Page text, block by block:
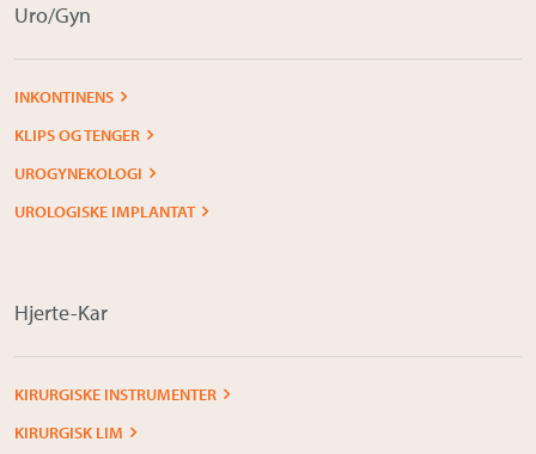
Uro/Gyn
INKONTINENS
KLIPS OG TENGER
UROGYNEKOLOGI
UROLOGISKE IMPLANTAT
Hjerte-Kar
KIRURGISKE INSTRUMENTER
KIRURGISK LIM